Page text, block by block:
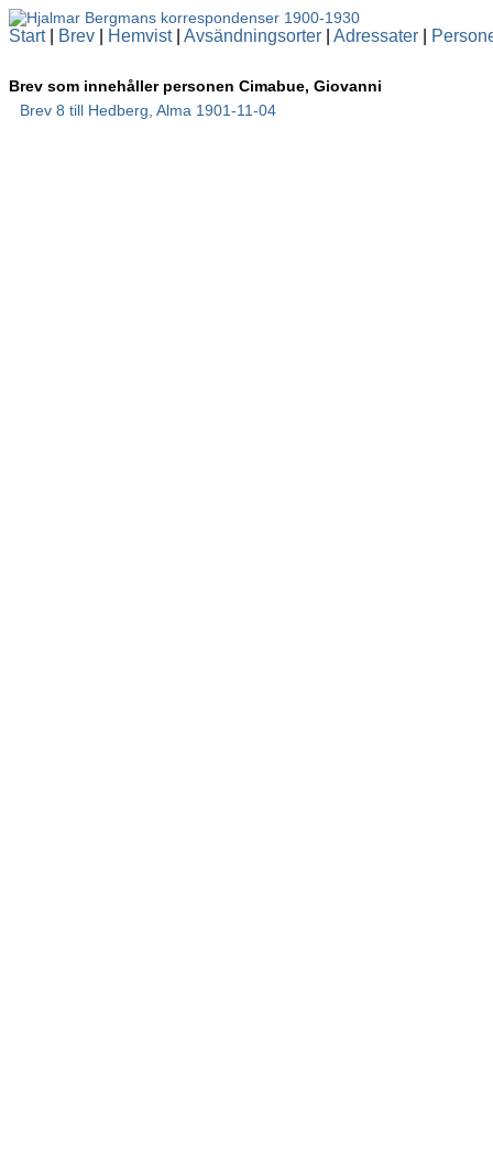
Start| Brev Hemvist| Avsändningsorter Adressater
Brev som innehåller personen Cimabue, Giovanni
Brev 8 till Hedberg, Alma 1901-11-04